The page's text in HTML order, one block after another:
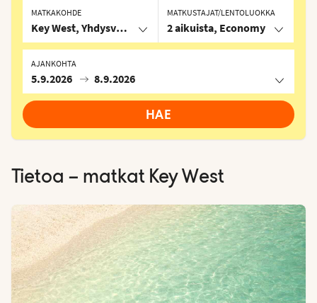
MATKAKOHDE
Key West, Yhdysvallat
AJANKOHTA
5.9.2026 8.9.2026
MATKUSTAJAT/LENTOLUOKKA
2 aikuista, Economy
HAE
Tietoa – matkat Key West